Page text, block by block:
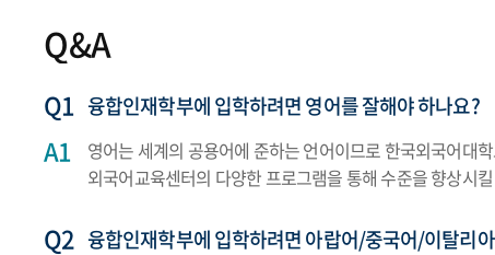
Q&A
융합인재학부에 입학하려면 영어를 잘해야 하나요?
영어는 세계의 공용어에 준하는 언어이므로 한국외국어대
외국어교육센터의 다양한 프로그램을 통해 수준을 향상시
융합인재학부에 입학하려면 아랍어/중국어/이탈리